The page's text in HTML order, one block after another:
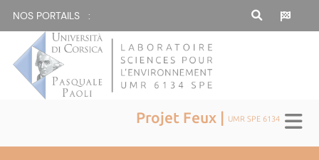
NOS PORTAILS :
Projet Feux | UMR SPE 6134